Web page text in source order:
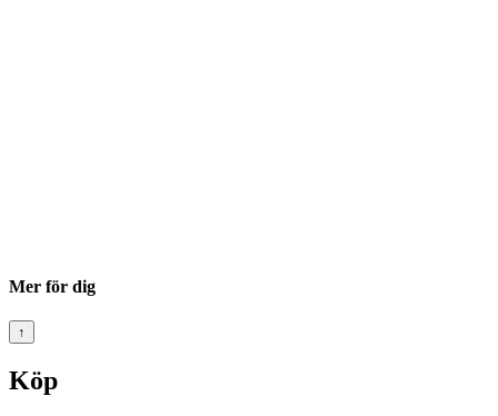
Mer för dig
↑
Köp